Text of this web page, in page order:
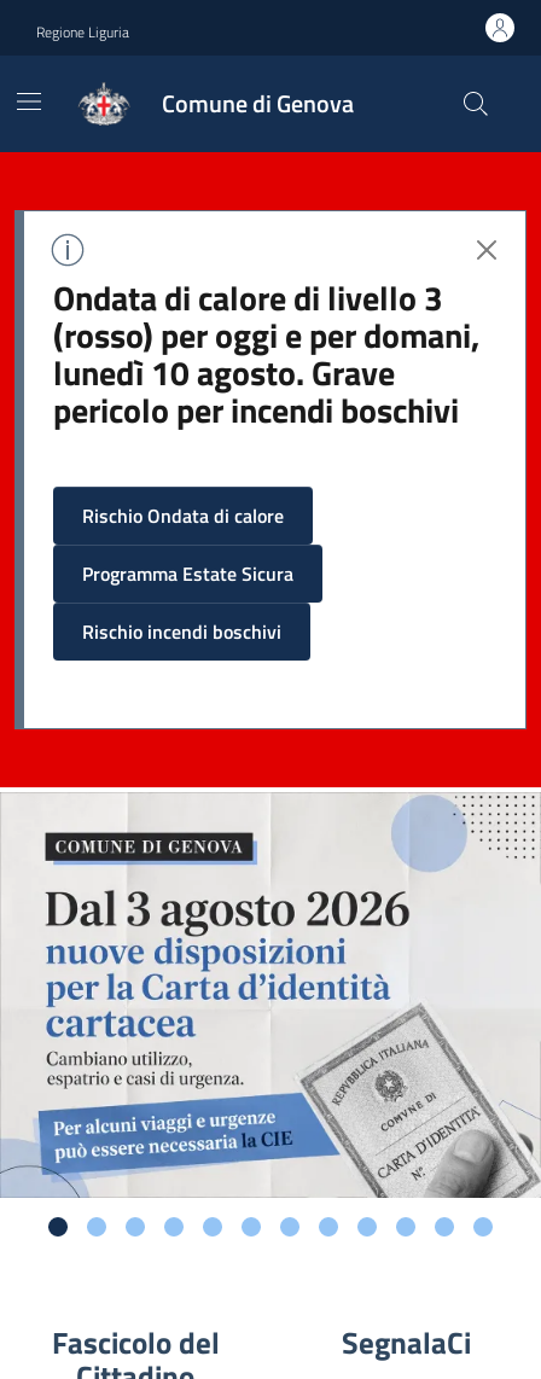
Regione Liguria
Comune di Genova
Ondata di calore di livello 3
(rosso) per oggi e per domani,
lunedì 10 agosto. Grave
pericolo per incendi boschivi
Rischio Ondata di calore
Programma Estate Sicura
Rischio incendi boschivi
Fascicolo del SegnalaCi